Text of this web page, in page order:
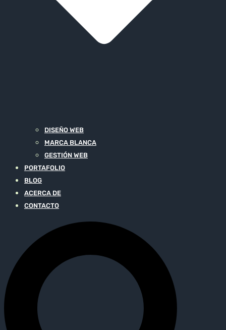
DISEÑO WEB
MARCA BLANCA
GESTIÓN WEB
PORTAFOLIO
BLOG
ACERCA DE
CONTACTO